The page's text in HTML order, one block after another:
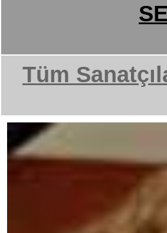
Tüm